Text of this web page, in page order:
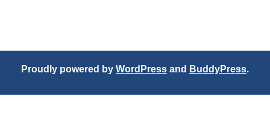
Proudly powered by WordPress and BuddyPress.